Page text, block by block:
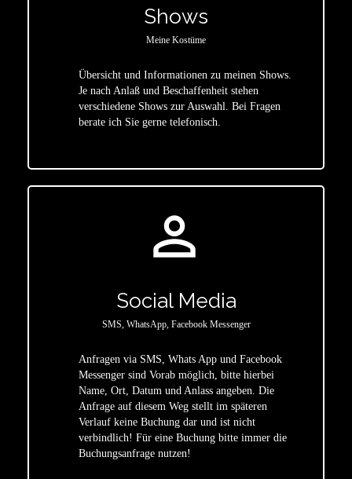
Shows
Meine Kostüme
Übersicht und Informationen zu meinen Shows.
Je nach Anlaß und Beschaffenheit stehen
verschiedene Shows zur Auswahl. Bei Fragen
berate ich Sie gerne telefonisch.
person_outline
Social Media
SMS, WhatsApp, Facebook Messenger
Anfragen via SMS, Whats App und Facebook
Messenger sind Vorab möglich, bitte hierbei
Name, Ort, Datum und Anlass angeben. Die
Anfrage auf diesem Weg stellt im späteren
Verlauf keine Buchung dar und ist nicht
verbindlich! Für eine Buchung bitte immer die
Buchungsanfrage nutzen!